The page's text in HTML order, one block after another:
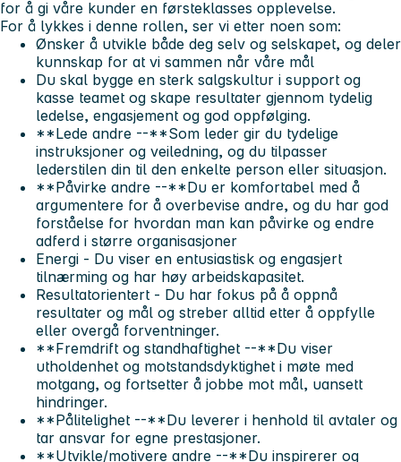
for å gi våre kunder en førsteklasses opplevelse.
For å lykkes i denne rollen, ser vi etter noen som:
Ønsker å utvikle både deg selv og selskapet, og deler
kunnskap for at vi sammen når våre mål
Du skal bygge en sterk salgskultur i support og
kasse teamet og skape resultater gjennom tydelig
ledelse, engasjement og god oppfølging.
**Lede andre --**Som leder gir du tydelige
instruksjoner og veiledning, og du tilpasser
lederstilen din til den enkelte person eller situasjon.
**Påvirke andre --**Du er komfortabel med å
argumentere for å overbevise andre, og du har god
forståelse for hvordan man kan påvirke og endre
adferd i større organisasjoner
Energi - Du viser en entusiastisk og engasjert
tilnærming og har høy arbeidskapasitet.
Resultatorientert - Du har fokus på å oppnå
resultater og mål og streber alltid etter å oppfylle
eller overgå forventninger.
**Fremdrift og standhaftighet --**Du viser
utholdenhet og motstandsdyktighet i møte med
motgang, og fortsetter å jobbe mot mål, uansett
hindringer.
**Pålitelighet --**Du leverer i henhold til avtaler og
tar ansvar for egne prestasjoner.
**Utvikle/motivere andre --**Du inspirerer og